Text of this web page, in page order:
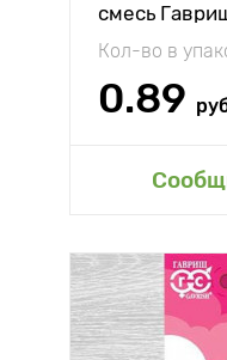
смесь
Кол-во в
0.89